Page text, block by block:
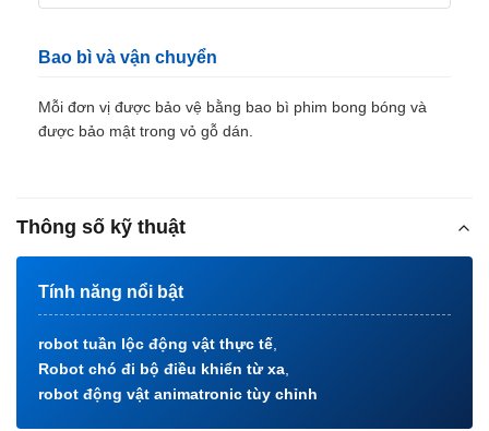
Bao bì và vận chuyển
Mỗi đơn vị được bảo vệ bằng bao bì phim bong bóng và
được bảo mật trong vỏ gỗ dán.
Thông số kỹ thuật
Tính năng nổi bật
robot tuần lộc động vật thực tế
Robot chó đi bộ điều khiển từ xa
robot động vật animatronic tùy chỉnh